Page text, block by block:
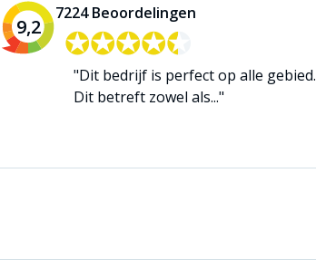
9,2
7224 Beoordelingen
✪✪✪✪✪
✪✪✪✪✪
"Dit bedrijf is perfect op alle gebied.
Dit betreft zowel als..."